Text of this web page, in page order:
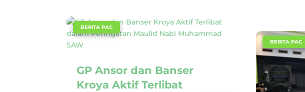
GP Ansor dan Banser
Kroya Aktif Terlibat
BERITA PAC
BERITA PAC